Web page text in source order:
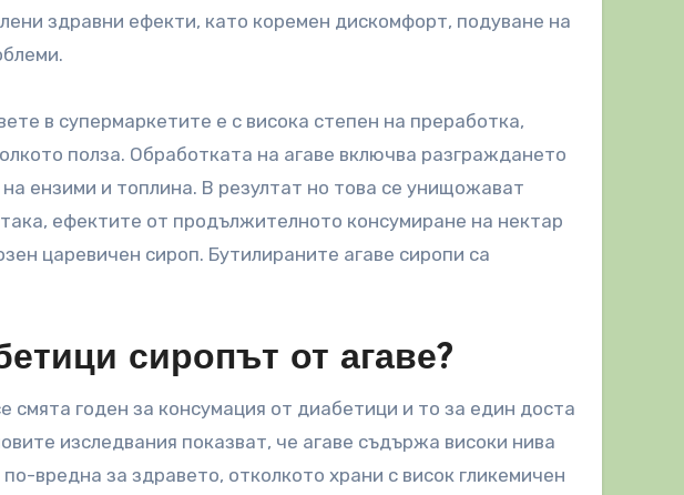
здравни ефекти, като коремен дискомфорт, подуване на
в супермаркетите е с висока степен на преработка,
полза. Обработката на агаве включва разграждането
ензими и топлина. В резултат но това се унищожават
ефектите от продължителното консумиране на нектар
царевичен сироп. Бутилираните агаве сиропи са
сиропът от агаве?
смята годен за консумация от диабетици и то за един доста
изследвания показват, че агаве съдържа високи нива
вредна за здравето, отколкото храни с висок гликемичен